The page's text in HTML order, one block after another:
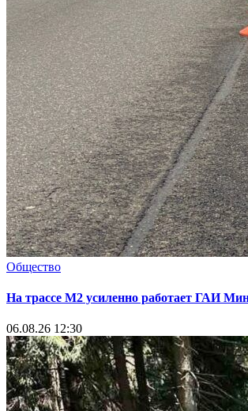
Общество
На трассе М2 усиленно работает ГАИ
06.08.26 12:30